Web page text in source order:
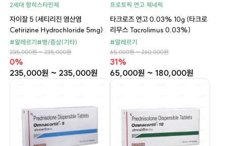
2세대 항히스타민제
자이잘 5 (세티리진 염산염
Cetirizine Hydrochloride 5mg)
#알레르기#병/증상(기타)
235,000원 ~ 235,000원
0%
235,000원 ~ 235,000원
프로토픽 연고 제네릭
타크로즈 연고 0.03% 10g (타크로
리무스 Tacrolimus 0.03%)
#알레르기
65,000원 ~ 260,000원
31%
65,000원 ~ 180,000원